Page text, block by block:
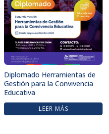
Diplomado Herramientas de
Gestión para la Convivencia
Educativa
LEER MÁS